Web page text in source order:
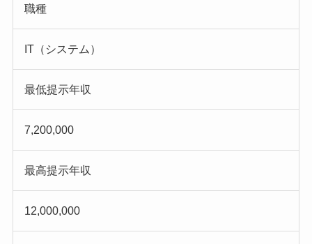
職種
IT（システム）
最低提示年収
7,200,000
最高提示年収
12,000,000